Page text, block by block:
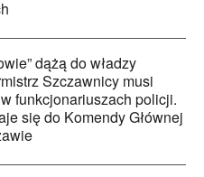
dążą do władzy
Szczawnicy musi
funkcjonariuszach policji.
się do Komendy Głównej